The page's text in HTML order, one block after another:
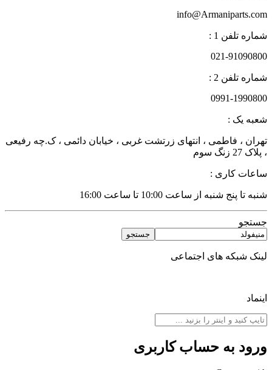
تلفن 1 :
021-
تلفن 2 :
0991-
یک :
، فاطمی ، انتهای زرتشت غربی ، خیابان دائمی ، ک.چه رفیعی
27 زنگ سوم
کاری :
تا پنج شنبه از ساعت 10:00 تا ساعت 16:00
جستجو
شبکه های اجتماعی
به حساب کاربری